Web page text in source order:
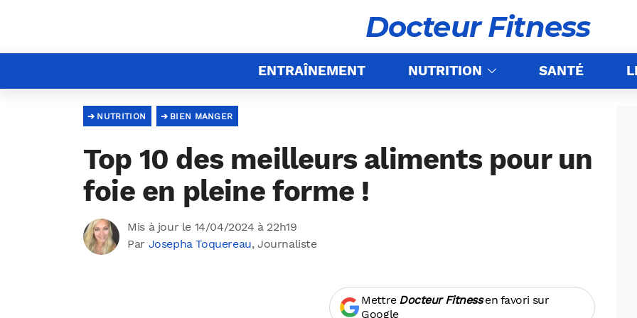
Docteur Fitness
ENTRAÎNEMENT NUTRITION SANTÉ
BIEN MANGER
NUTRITION
Top 10 des meilleurs aliments pour un
foie en pleine forme !
Mis à jour le 14/04/2024 à 22h19
Par Josepha Toquereau, Journaliste
Mettre Docteur Fitnessen favori sur
Google